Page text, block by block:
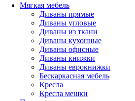
Мягкая мебель
Диваны прямые
Диваны угловые
Диваны из ткани
Диваны кухонные
Диваны офисные
Диваны книжки
Диваны еврокнижки
Бескаркасная мебель
Кресла
Кресла мешки